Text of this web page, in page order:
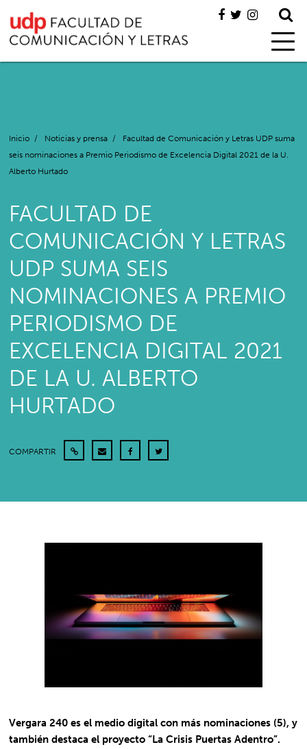
Inicio / Noticias y prensa /
Facultad de Comunicación y Letras UDP suma
seis nominaciones a Premio Periodismo de Excelencia Digital 2021 de la U.
Alberto Hurtado
FACULTAD DE
COMUNICACIÓN Y LETRAS
UDP SUMA SEIS
NOMINACIONES A PREMIO
PERIODISMO DE
EXCELENCIA DIGITAL 2021
DE LA U. ALBERTO
HURTADO
COMPARTIR
Vergara 240 es el medio digital con más nominaciones (5), y
también destaca el proyecto “La Crisis Puertas Adentro”.